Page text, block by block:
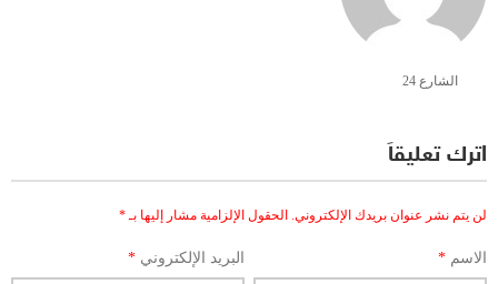
الشارع 24
اترك تعليقاً
لن يتم نشر عنوان بريدك الإلكتروني. الحقول الإلزامية مشار إليها بـ*
الاسم * البريد الإلكتروني*